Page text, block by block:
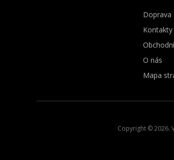
Doprava
Kontakty
O nás
Mapa
Copyright © 2026.